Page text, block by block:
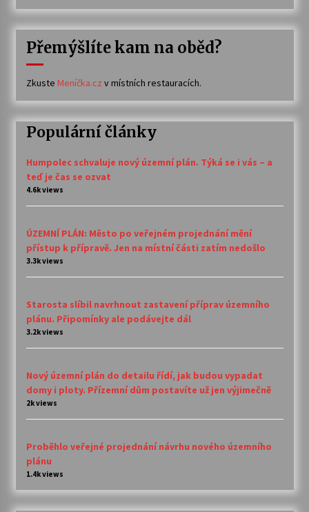
Přemýšlíte kam na oběd?
Zkuste Meníčka.cz v místních restauracích.
Populární články
Humpolec schvaluje nový územní plán. Týká se i vás – a
teď je čas se ozvat
4.6k views
ÚZEMNÍ PLÁN: Město po veřejném projednání mění
přístup k přípravě. Jen na místní části zatím nedošlo
3.3k views
Starosta slíbil navrhnout zastavení příprav územního
plánu. Připomínky ale podávejte dál
3.2k views
Nový územní plán do detailu řídí, jak budou vypadat
domy i ploty. Přízemní dům postavíte už jen výjimečně
2k views
Proběhlo veřejné projednání návrhu nového územního
plánu
1.4k views